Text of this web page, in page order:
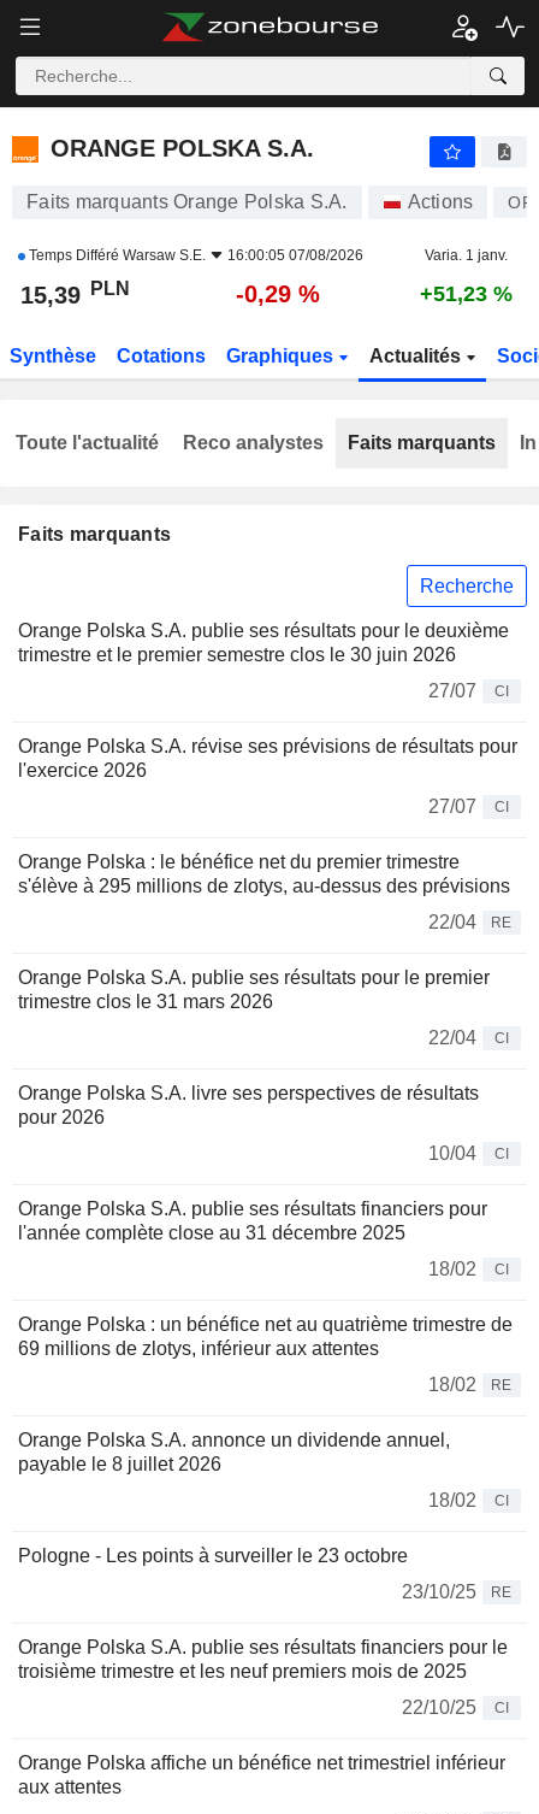
ORANGE POLSKA S.A.
ORANGE POLSKA S.A.
Faits marquants Orange Polska S.A. Actions
Temps Différé Warsaw S.E. 16:00:05 07/08/2026 Varia. 1 janv.
15,39 PLN -0,29 % +51,23 %
Synthèse Cotations Graphiques Actualités
Faits marquants
Recherche
Orange Polska S.A. publie ses résultats pour le deuxième
trimestre et le premier semestre clos le 30 juin 2026
27/07
CI
Orange Polska S.A. révise ses prévisions de résultats pour
l'exercice 2026
27/07
CI
Orange Polska : le bénéfice net du premier trimestre
s'élève à 295 millions de zlotys, au-dessus des prévisions
22/04
RE
Orange Polska S.A. publie ses résultats pour le premier
trimestre clos le 31 mars 2026
22/04
CI
Orange Polska S.A. livre ses perspectives de résultats
pour 2026
10/04
CI
Orange Polska S.A. publie ses résultats financiers pour
l'année complète close au 31 décembre 2025
18/02
CI
Orange Polska : un bénéfice net au quatrième trimestre de
69 millions de zlotys, inférieur aux attentes
18/02
RE
Orange Polska S.A. annonce un dividende annuel,
payable le 8 juillet 2026
18/02
CI
Pologne - Les points à surveiller le 23 octobre
23/10/25
RE
Orange Polska S.A. publie ses résultats financiers pour le
troisième trimestre et les neuf premiers mois de 2025
22/10/25
CI
Orange Polska affiche un bénéfice net trimestriel inférieur
aux attentes
Toute l'actualité Reco analystes Faits marquants